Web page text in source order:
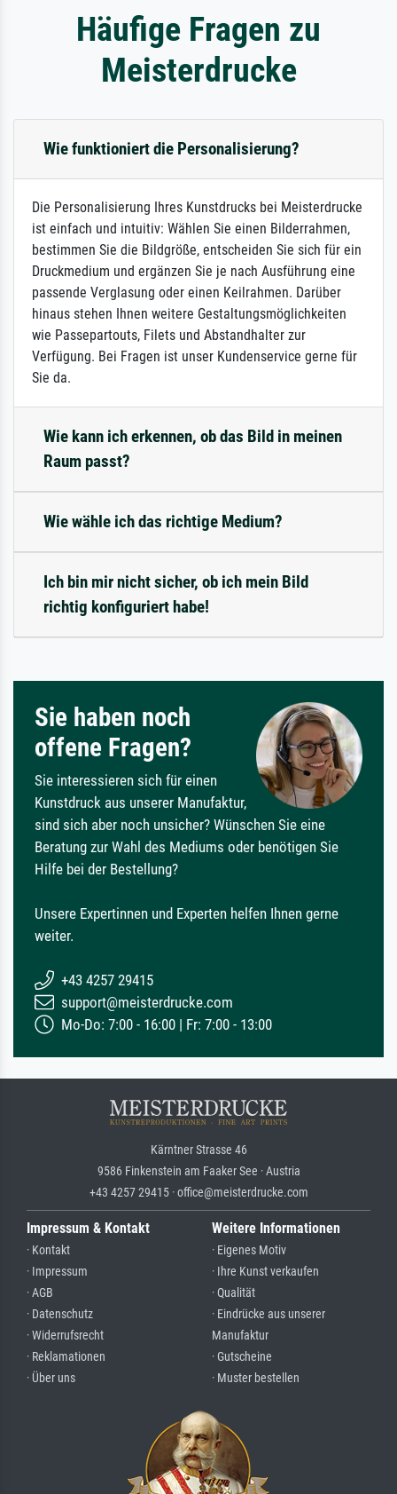
Häufige Fragen zu
Meisterdrucke
Wie funktioniert die Personalisierung?
Die Personalisierung Ihres Kunstdrucks bei Meisterdrucke
ist einfach und intuitiv: Wählen Sie einen Bilderrahmen,
bestimmen Sie die Bildgröße, entscheiden Sie sich für ein
Druckmedium und ergänzen Sie je nach Ausführung eine
passende Verglasung oder einen Keilrahmen. Darüber
hinaus stehen Ihnen weitere Gestaltungsmöglichkeiten
wie Passepartouts, Filets und Abstandhalter zur
Verfügung. Bei Fragen ist unser Kundenservice gerne für
Sie da.
Wie kann ich erkennen, ob das Bild in meinen
Raum passt?
Wie wähle ich das richtige Medium?
Ich bin mir nicht sicher, ob ich mein Bild
richtig konfiguriert habe!
Sie haben noch
offene Fragen?
Sie interessieren sich für einen
Kunstdruck aus unserer Manufaktur,
sind sich aber noch unsicher? Wünschen Sie eine
Beratung zur Wahl des Mediums oder benötigen Sie
Hilfe bei der Bestellung?
Unsere Expertinnen und Experten helfen Ihnen gerne
weiter.
+43 4257 29415
support@meisterdrucke.com
Mo-Do: 7:00 - 16:00 | Fr: 7:00 - 13:00
Kärntner Strasse 46
9586 Finkenstein am Faaker See · Austria
+43 4257 29415 · office@meisterdrucke.com
Impressum & Kontakt
· Kontakt
· Impressum
· AGB
· Datenschutz
· Widerrufsrecht
· Reklamationen
· Über uns
Weitere Informationen
· Eigenes Motiv
· Ihre Kunst verkaufen
· Qualität
· Eindrücke aus unserer
Manufaktur
· Gutscheine
· Muster bestellen